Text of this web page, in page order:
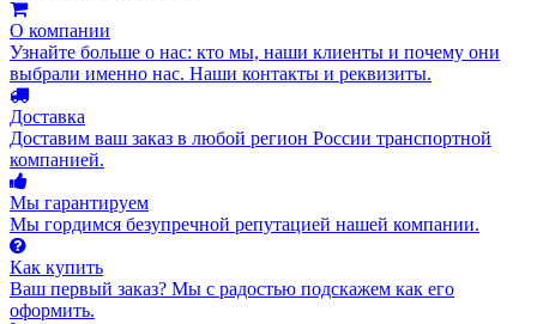
О компании
Узнайте больше о нас: кто мы, наши клиенты и почему они
выбрали именно нас. Наши контакты и реквизиты.
Доставка
Доставим ваш заказ в любой регион России транспортной
компанией.
Мы гарантируем
Мы гордимся безупречной репутацией нашей компании.
Как купить
Ваш первый заказ? Мы с радостью подскажем как его
оформить.